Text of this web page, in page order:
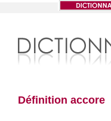
Définition accore